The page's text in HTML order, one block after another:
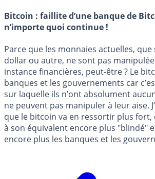
Bitcoin : faillite d’une banque de
n’importe quoi continue !
Parce que les monnaies actuelles, que
dollar ou autre, ne sont pas
instance financières, peut-être ? Le
banques et les gouvernements car
sur laquelle ils n’ont absolument
ne peuvent pas manipuler à leur aise.
que le bitcoin va en ressortir plus fort,
à son équivalent encore plus "blindé"
encore plus les banques et les